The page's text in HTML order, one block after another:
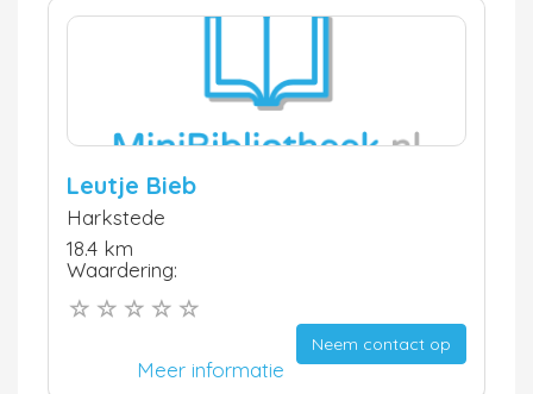
Leutje Bieb
Harkstede
18.4 km
Waardering:
Neem contact op
Meer informatie